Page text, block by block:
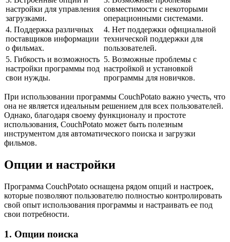
настройки для управления
загрузками.
совместимости с некоторыми
операционными системами.
4. Поддержка различных
поставщиков информации
о фильмах.
4. Нет поддержки официальной
технической поддержки для
пользователей.
5. Гибкость и возможность
настройки программы под
свои нужды.
5. Возможные проблемы с
настройкой и установкой
программы для новичков.
При использовании программы CouchPotato важно учесть, что
она не является идеальным решением для всех пользователей.
Однако, благодаря своему функционалу и простоте
использования, CouchPotato может быть полезным
инструментом для автоматического поиска и загрузки
фильмов.
Опции и настройки
Программа CouchPotato оснащена рядом опций и настроек,
которые позволяют пользователю полностью контролировать
свой опыт использования программы и настраивать ее под
свои потребности.
1. Опции поиска